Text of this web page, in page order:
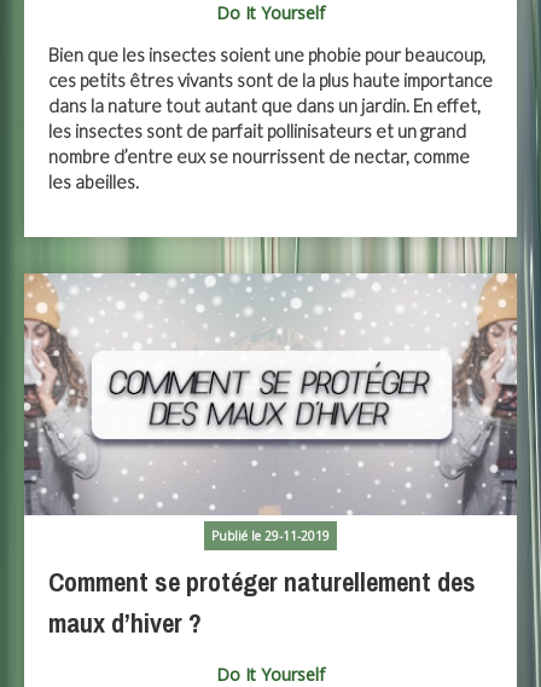
Do It Yourself
Bien que les insectes soient une phobie pour beaucoup,
ces petits êtres vivants sont de la plus haute importance
dans la nature tout autant que dans un jardin. En effet,
les insectes sont de parfait pollinisateurs et un grand
nombre d’entre eux se nourrissent de nectar, comme
les abeilles.
Publié le 29-11-2019
Comment se protéger naturellement des
maux d’hiver ?
Do It Yourself